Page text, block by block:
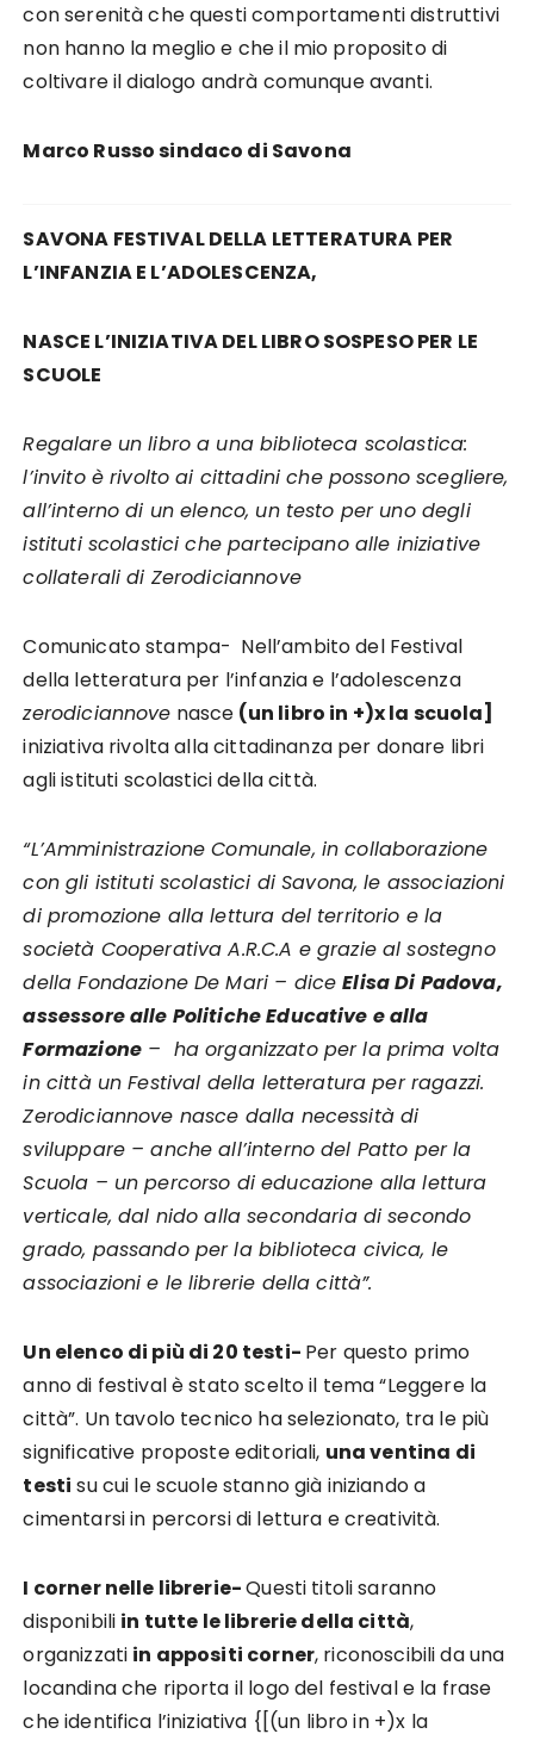
con serenità che questi comportamenti distruttivi
non hanno la meglio e che il mio proposito di
coltivare il dialogo andrà comunque avanti.
Marco Russo sindaco di Savona
SAVONA FESTIVAL DELLA LETTERATURA PER
L’INFANZIA E L’ADOLESCENZA,
NASCE L’INIZIATIVA DEL LIBRO SOSPESO PER LE
SCUOLE
Regalare un libro a una biblioteca scolastica:
l’invito è rivolto ai cittadini che possono scegliere,
all’interno di un elenco, un testo per uno degli
istituti scolastici che partecipano alle iniziative
collaterali di Zerodiciannove
Comunicato stampa- Nell’ambito del Festival
della letteratura per l’infanzia e l’adolescenza
zerodiciannove nasce (un libro in +)x la scuola]
iniziativa rivolta alla cittadinanza per donare libri
agli istituti scolastici della città.
“L’Amministrazione Comunale, in collaborazione
con gli istituti scolastici di Savona,le associazioni
di promozione alla lettura del territorio e la
società Cooperativa A.R.C.A e grazie al sostegno
della Fondazione De Mari – diceElisa Di Padova,
assessore alle Politiche Educative e alla
Formazione – ha organizzato per la prima volta
in città un Festival della letteratura per ragazzi.
Zerodiciannove nasce dalla necessità di
sviluppare – anche all’interno del Patto per la
Scuola – un percorso di educazione alla lettura
verticale, dal nido alla secondaria di secondo
grado, passando per la biblioteca civica, le
associazioni e le librerie della città”.
Un elenco di più di 20 testi- Per questo primo
anno di festival è stato scelto il tema “Leggere la
città”. Un tavolo tecnico ha selezionato, tra le più
significative proposte editoriali, una ventina di
testi su cui le scuole stanno già iniziando a
cimentarsi in percorsi di lettura e creatività.
I corner nelle librerie-Questi titoli saranno
disponibili in tutte le librerie della città,
organizzati in appositi corner, riconoscibili da una
locandina che riporta il logo del festival e la frase
che identifica l’iniziativa {[(un libro in +)x la